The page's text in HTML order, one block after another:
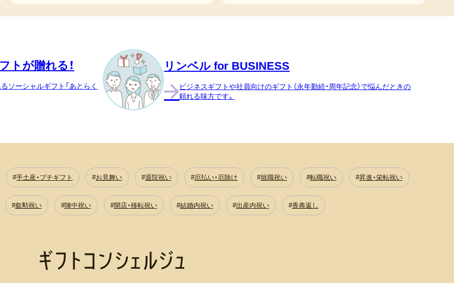
トが贈れる！
ソーシャルギフト「あとらく
リンベル for BUSINESS
ビジネスギフトや社員向けのギフト（永年勤続・周年記念）で悩んだときの
頼れる味方です。
手土産・プチギフト お見舞い 退院祝い 厄払い・厄除け 就職祝い 転職祝い 昇進・栄転祝い
叙勲祝い 陣中祝い 開店・移転祝い 結婚内祝い 出産内祝い 香典返し